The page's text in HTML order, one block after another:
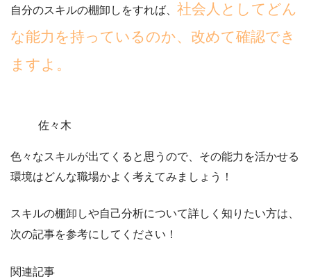
自分のスキルの棚卸しをすれば、 社会人としてどん
な能力を持っているのか、改めて確認でき
ますよ。
佐々木
色々なスキルが出てくると思うので、その能力を活かせる
環境はどんな職場かよく考えてみましょう！
スキルの棚卸しや自己分析について詳しく知りたい方は、
次の記事を参考にしてください！
関連記事